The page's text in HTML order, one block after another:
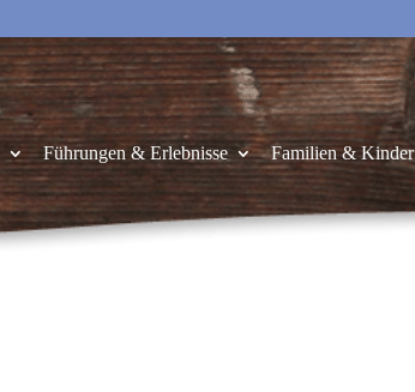
Führungen & Erlebnisse Familien & Kinder